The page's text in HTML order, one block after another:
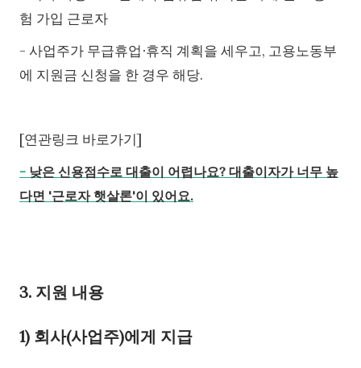
험 가입 근로자
- 사업주가 무급휴업∙휴직 계획을 세우고, 고용노동부
에 지원금 신청을 한 경우 해당.
[연관링크 바로가기]
- 낮은 신용점수로 대출이 어렵나요? 대출이자가 너무 높
다면 '근로자 햇살론'이 있어요.
3. 지원 내용
1) 회사(사업주)에게 지급